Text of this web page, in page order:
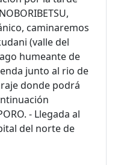
caminaremos
(valle del
humeante de
junto al rio de
donde podrá
- Llegada al
del norte de